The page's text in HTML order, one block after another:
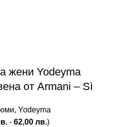
жени Yodeyma
от Armani – Sì
, Yodeyma
- 62,00 лв.)